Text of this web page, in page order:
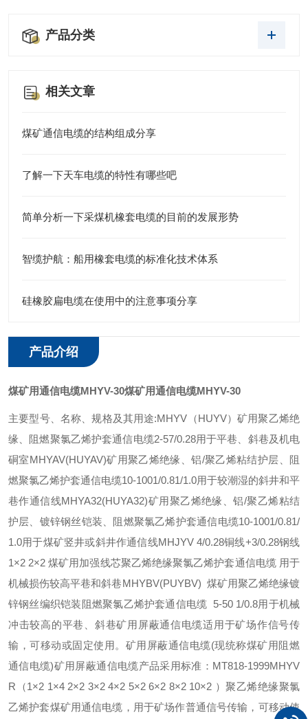
产品分类
相关文章
煤矿通信电缆的结构组成分享
了解一下天车电缆的特性有哪些吧
简单分析一下采煤机橡套电缆的目前的发展形势
智缆护航：船用橡套电缆的标准化技术体系
硅橡胶扁电缆在使用中的注意事项分享
产品介绍
煤矿用通信电缆MHYV-30煤矿用通信电缆MHYV-30
主要型号、名称、规格及其用途:MHYV（HUYV）矿用聚乙烯绝
缘、阻燃聚氯乙烯护套通信电缆2-57/0.28用于平巷、斜巷及机电
硐室MHYAV(HUYAV)矿用聚乙烯绝缘、铝/聚乙烯粘结护层、阻
燃聚氯乙烯护套通信电缆10-1001/0.81/1.0用于较潮湿的斜井和平
巷作通信线MHYA32(HUYA32)矿用聚乙烯绝缘、铝/聚乙烯粘结
护层、镀锌钢丝铠装、阻燃聚氯乙烯护套通信电缆10-1001/0.81/
1.0用于煤矿竖井或斜井作通信线MHJYV 4/0.28铜线+3/0.28钢线
1×2 2×2 煤矿用加强线芯聚乙烯绝缘聚氯乙烯护套通信电缆 用于
机械损伤较高平巷和斜巷MHYBV(PUYBV) 煤矿用聚乙烯绝缘镀
锌钢丝编织铠装阻燃聚氯乙烯护套通信电缆 5-50 1/0.8用于机械
冲击较高的平巷、斜巷矿用屏蔽通信电缆适用于矿场作信号传
输，可移动或固定使用。矿用屏蔽通信电缆(现统称煤矿用阻燃
通信电缆)矿用屏蔽通信电缆产品采用标准：MT818-1999MHYV
R（1×2 1×4 2×2 3×2 4×2 5×2 6×2 8×2 10×2 ）聚乙烯绝缘聚氯
乙烯护套煤矿用通信电缆，用于矿场作普通信号传输，可移动使